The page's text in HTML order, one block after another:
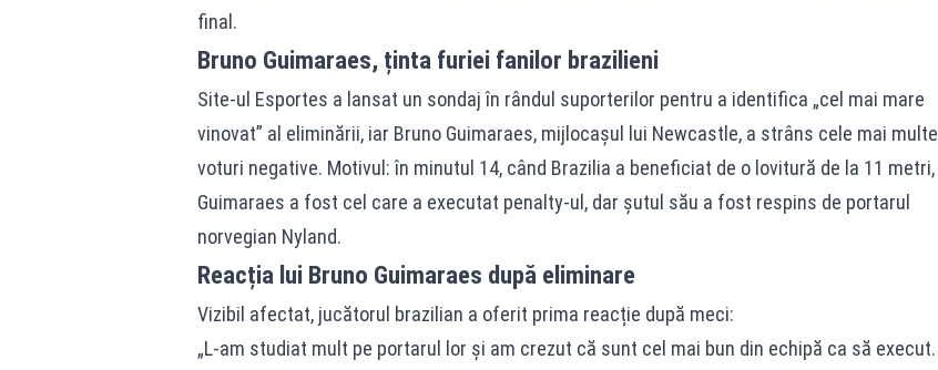
final.
Bruno Guimaraes, ținta furiei fanilor brazilieni
Site-ul Esportes a lansat un sondaj în rândul suporterilor pentru a identifica „cel mai mare
vinovat” al eliminării, iar Bruno Guimaraes, mijlocașul lui Newcastle, a strâns cele mai multe
voturi negative. Motivul: în minutul 14, când Brazilia a beneficiat de o lovitură de la 11 metri,
Guimaraes a fost cel care a executat penalty-ul, dar șutul său a fost respins de portarul
norvegian Nyland.
Reacția lui Bruno Guimaraes după eliminare
Vizibil afectat, jucătorul brazilian a oferit prima reacție după meci:
„L-am studiat mult pe portarul lor și am crezut că sunt cel mai bun din echipă ca să execut.